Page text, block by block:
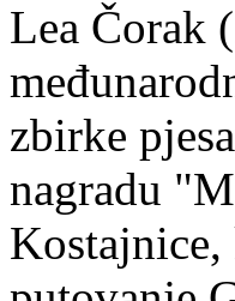
Lea Čorak
zbirke
nagradu